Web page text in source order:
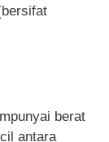
berat
antara